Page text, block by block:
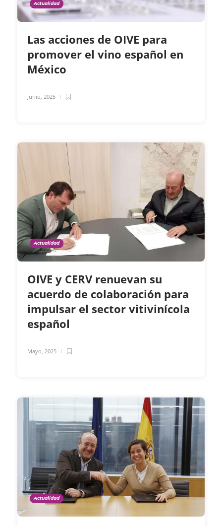
Actualidad
Las acciones de OIVE para
promover el vino español en
México
Junio, 2025
Actualidad
OIVE y CERV renuevan su
acuerdo de colaboración para
impulsar el sector vitivinícola
español
Mayo, 2025
Actualidad